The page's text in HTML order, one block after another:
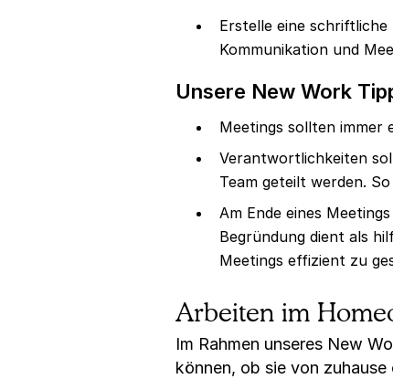
Erstelle eine
Kommunikation und
Unsere New Work
Meetings sollten immer
Verantwortlichkeiten
Team geteilt werden.
Am Ende eines
Begründung dient als
Meetings effizient zu
Arbeiten im
Im Rahmen unseres New
können, ob sie von